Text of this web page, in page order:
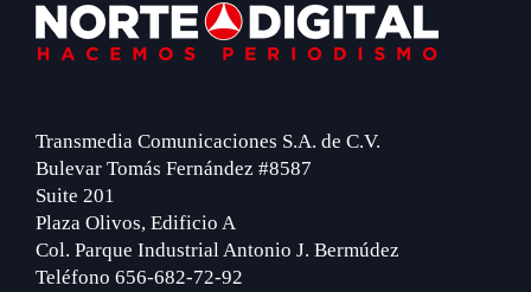
Footer
Transmedia Comunicaciones S.A. de C.V.
Bulevar Tomás Fernández #8587
Suite 201
Plaza Olivos, Edificio A
Col. Parque Industrial Antonio J. Bermúdez
Teléfono 656-682-72-92